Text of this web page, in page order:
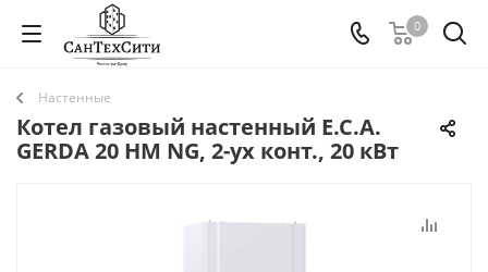
0
Настенные
Котел газовый настенный E.C.A.
GERDA 20 HM NG, 2-ух конт., 20 кВт